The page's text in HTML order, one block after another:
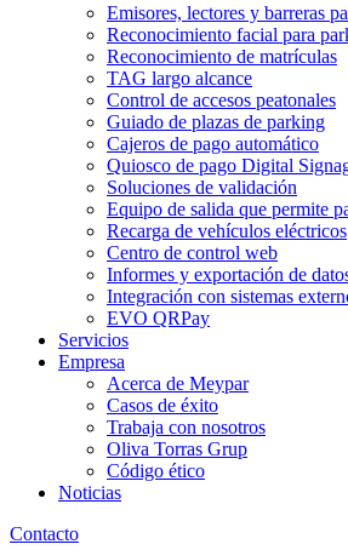
Emisores, lectores y barreras
Reconocimiento facial para
Reconocimiento de matrículas
TAG largo alcance
Control de accesos peatonales
Guiado de plazas de parking
Cajeros de pago automático
Quiosco de pago Digital
Soluciones de validación
Equipo de salida que permite
Recarga de vehículos eléctricos
Centro de control web
Informes y exportación de
Integración con sistemas
EVO QRPay
Servicios
Empresa
Acerca de Meypar
Casos de éxito
Trabaja con nosotros
Oliva Torras Grup
Código ético
Noticias
Contacto